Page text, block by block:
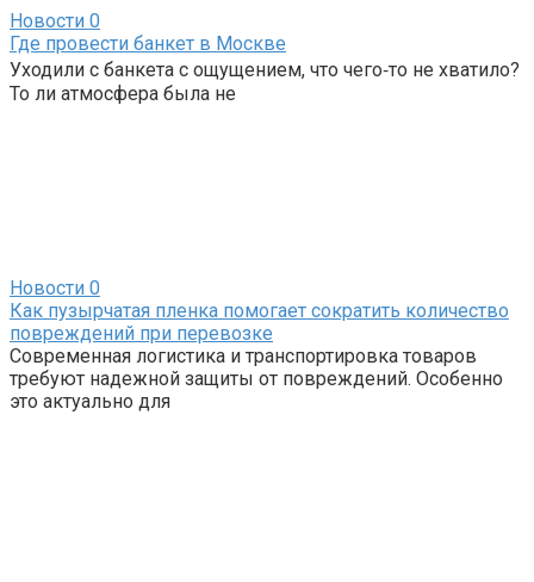
Новости 0
Где провести банкет в Москве
Уходили с банкета с ощущением, что чего‑то не хватило?
То ли атмосфера была не
Новости 0
Как пузырчатая пленка помогает сократить количество
повреждений при перевозке
Современная логистика и транспортировка товаров
требуют надежной защиты от повреждений. Особенно
это актуально для